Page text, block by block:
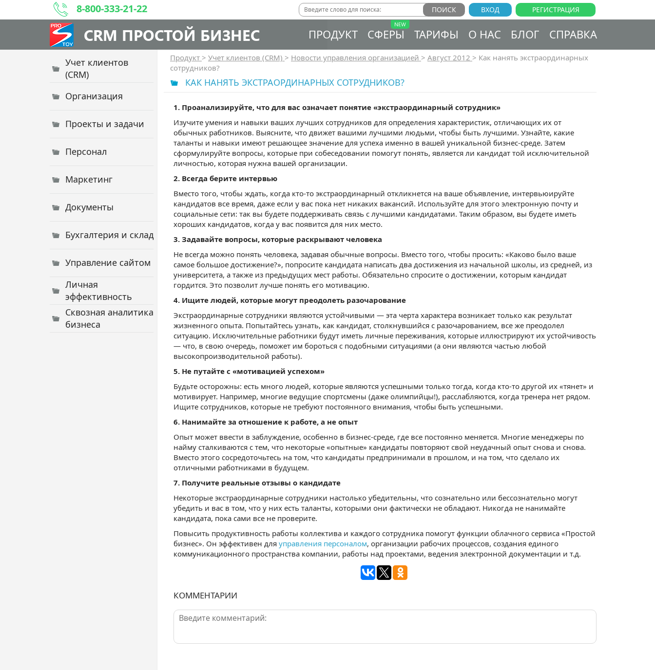
8-800-333-21-22 РЕГИСТРАЦИЯ
ВХОД
CRM ПРОСТОЙ БИЗНЕС ПРОДУКТ СФЕРЫ ТАРИФЫ О НАС БЛОГ СПРАВКА
Учет клиентов
(CRM)
Организация
Проекты и задачи
Персонал
Маркетинг
Документы
Бухгалтерия и склад
Управление сайтом
Личная
эффективность
Сквозная аналитика
бизнеса
Продукт > Учет клиентов (CRM) > Новости управления организацией > Август 2012 > Как нанять экстраординарных
сотрудников?
КАК НАНЯТЬ ЭКСТРАОРДИНАРНЫХ СОТРУДНИКОВ?
1. Проанализируйте, что для вас означает понятие «экстраординарный сотрудник»
Изучите умения и навыки ваших лучших сотрудников для определения характеристик, отличающих их от
обычных работников. Выясните, что движет вашими лучшими людьми, чтобы быть лучшими. Узнайте, какие
таланты и навыки имеют решающее значение для успеха именно в вашей уникальной бизнес-среде. Затем
сформулируйте вопросы, которые при собеседовании помогут понять, является ли кандидат той исключительной
личностью, которая нужна вашей организации.
2. Всегда берите интервью
Вместо того, чтобы ждать, когда кто-то экстраординарный откликнется на ваше объявление, интервьюируйте
кандидатов все время, даже если у вас пока нет никаких вакансий. Используйте для этого электронную почту и
социальные сети: так вы будете поддерживать связь с лучшими кандидатами. Таким образом, вы будете иметь
хороших кандидатов, когда у вас появится для них место.
3. Задавайте вопросы, которые раскрывают человека
Не всегда можно понять человека, задавая обычные вопросы. Вместо того, чтобы просить: «Каково было ваше
самое большое достижение?», попросите кандидата написать два достижения из начальной школы, из средней, из
университета, а также из предыдущих мест работы. Обязательно спросите о достижении, которым кандидат
гордится. Это позволит лучше понять его мотивацию.
4. Ищите людей, которые могут преодолеть разочарование
Экстраординарные сотрудники являются устойчивыми — эта черта характера возникает только как результат
жизненного опыта. Попытайтесь узнать, как кандидат, столкнувшийся с разочарованием, все же преодолел
ситуацию. Исключительные работники будут иметь личные переживания, которые иллюстрируют их устойчивость
— что, в свою очередь, поможет им бороться с подобными ситуациями (а они являются частью любой
высокопроизводительной работы).
5. Не путайте с «мотивацией успехом»
Будьте осторожны: есть много людей, которые являются успешными только тогда, когда кто-то другой их «тянет» и
мотивирует. Например, многие ведущие спортсмены (даже олимпийцы!), расслабляются, когда тренера нет рядом.
Ищите сотрудников, которые не требуют постоянного внимания, чтобы быть успешными.
6. Нанимайте за отношение к работе, а не опыт
Опыт может ввести в заблуждение, особенно в бизнес-среде, где все постоянно меняется. Многие менеджеры по
найму сталкиваются с тем, что некоторые «опытные» кандидаты повторяют свой неудачный опыт снова и снова.
Вместо этого сосредоточьтесь на том, что кандидаты предпринимали в прошлом, и на том, что сделало их
отличными работниками в будущем.
7. Получите реальные отзывы о кандидате
Некоторые экстраординарные сотрудники настолько убедительны, что сознательно или бессознательно могут
убедить и вас в том, что у них есть таланты, которыми они фактически не обладают. Никогда не нанимайте
кандидата, пока сами все не проверите.
Повысить продуктивность работы коллектива и каждого сотрудника помогут функции облачного сервиса «Простой
бизнес». Он эффективен для управления персоналом, организации рабочих процессов, создания единого
коммуникационного пространства компании, работы над проектами, ведения электронной документации и т.д.
КОММЕНТАРИИ